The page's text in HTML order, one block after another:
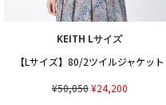
KEITH Lサイズ
【Lサイズ】80/2ツイルジャケット
¥50,050¥24,200